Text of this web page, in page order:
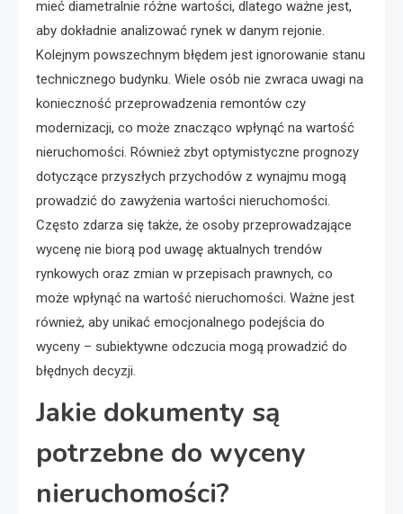
mieć diametralnie różne wartości, dlatego ważne jest,
aby dokładnie analizować rynek w danym rejonie.
Kolejnym powszechnym błędem jest ignorowanie stanu
technicznego budynku. Wiele osób nie zwraca uwagi na
konieczność przeprowadzenia remontów czy
modernizacji, co może znacząco wpłynąć na wartość
nieruchomości. Również zbyt optymistyczne prognozy
dotyczące przyszłych przychodów z wynajmu mogą
prowadzić do zawyżenia wartości nieruchomości.
Często zdarza się także, że osoby przeprowadzające
wycenę nie biorą pod uwagę aktualnych trendów
rynkowych oraz zmian w przepisach prawnych, co
może wpłynąć na wartość nieruchomości. Ważne jest
również, aby unikać emocjonalnego podejścia do
wyceny – subiektywne odczucia mogą prowadzić do
błędnych decyzji.
Jakie dokumenty są
potrzebne do wyceny
nieruchomości?